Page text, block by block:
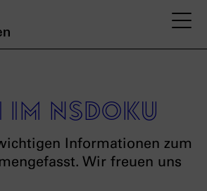
im nsdoku
Informationen zum
Wir freuen uns